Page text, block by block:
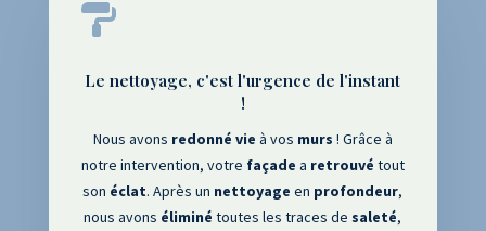

Le nettoyage, c'est l'urgence de l'instant
!
Nous avons redonné vie à vos murs ! Grâce à
notre intervention, votre façade a retrouvé tout
son éclat. Après un nettoyage en profondeur,
nous avons éliminé toutes les traces de saleté,